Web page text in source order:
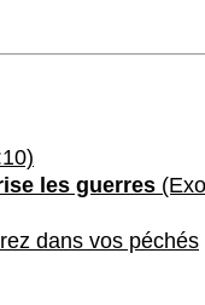
les guerres
dans vos péchés